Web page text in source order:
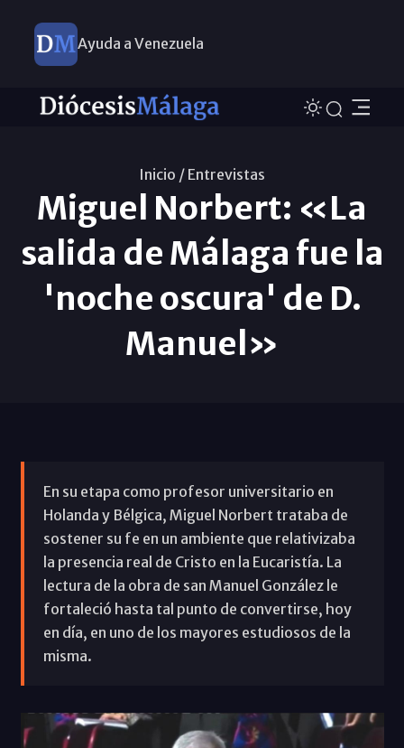
Ayuda a Venezuela
Inicio / Entrevistas
Miguel Norbert: «La
salida de Málaga fue la
'noche oscura' de D.
Manuel»
En su etapa como profesor universitario en
Holanda y Bélgica, Miguel Norbert trataba de
sostener su fe en un ambiente que relativizaba
la presencia real de Cristo en la Eucaristía. La
lectura de la obra de san Manuel González le
fortaleció hasta tal punto de convertirse, hoy
en día, en uno de los mayores estudiosos de la
misma.